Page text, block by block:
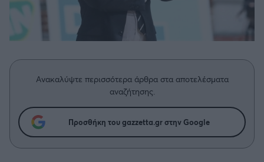
Δημήτρης Τσορμπατζόγλου
ΟΦΗ
Συνεντεύξεις
Μεγάλη μου Αγάπη
Μια Ιστορία από την Πόλη
Μπάσκετ: Τουρκία
Κύπελλο Ελλάδας Μπάσκετ
Μπάσκετ: Γαλλία
Ανακαλύψτε περισσότερα άρθρα στα αποτελέσματα
αναζήτησης.
Προσθήκη του gazzetta.gr στην Google